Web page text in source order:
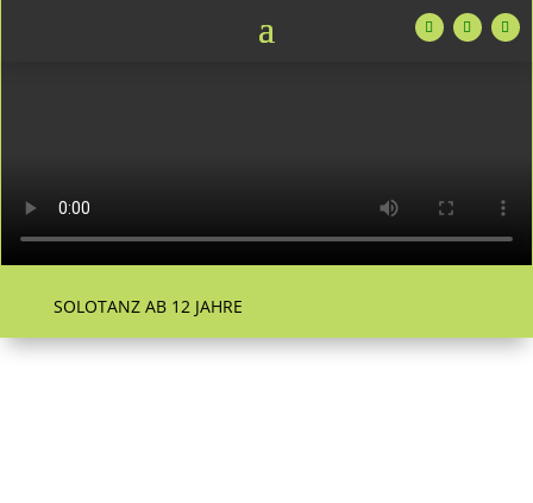
SOLOTANZ AB 12 JAHRE